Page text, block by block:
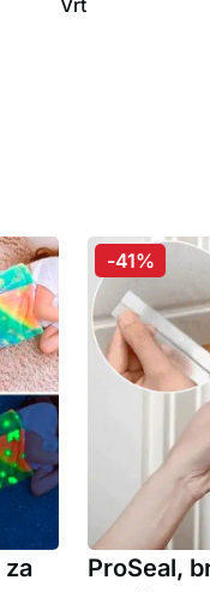
Vrt
za
ProSeal,
-41%